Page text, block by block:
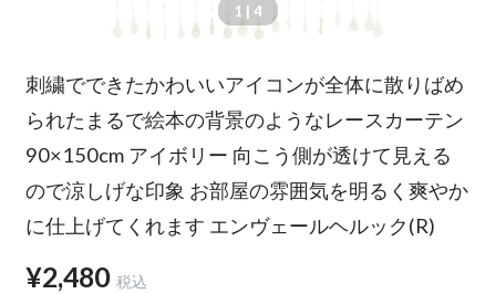
1 | 4
刺繍でできたかわいいアイコンが全体に散りばめ
られたまるで絵本の背景のようなレースカーテン
90×150cm アイボリー 向こう側が透けて見える
ので涼しげな印象 お部屋の雰囲気を明るく爽やか
に仕上げてくれます エンヴェールヘルック(R)
¥2,480 税込